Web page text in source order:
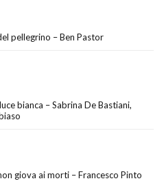
pellegrino – Ben Pastor
bianca – Sabrina De Bastiani,
giova ai morti – Francesco Pinto